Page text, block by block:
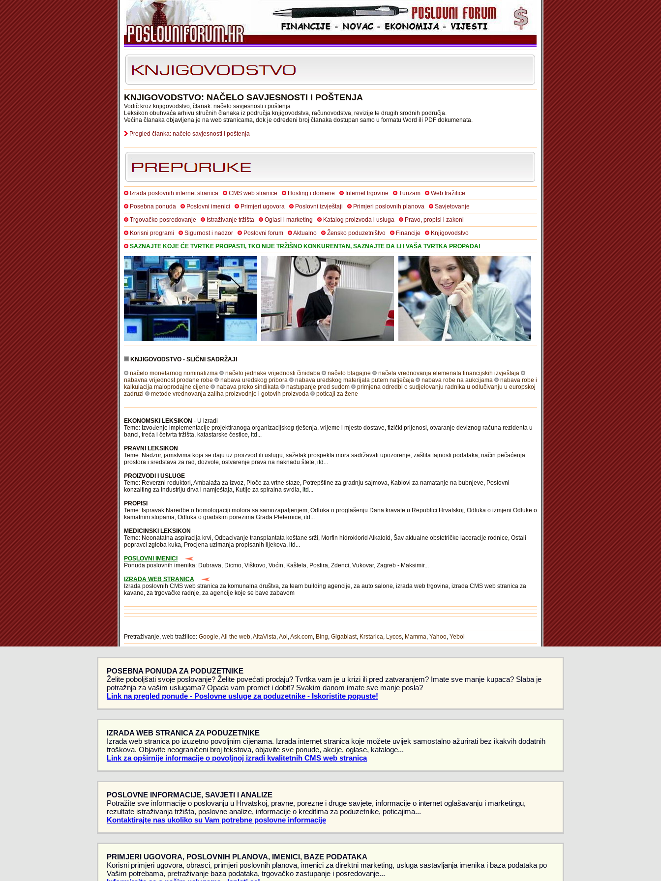
KNJIGOVODSTVO: NAČELO SAVJESNOSTI I POŠTENJA
Vodič kroz knjigovodstvo, članak: načelo savjesnosti i poštenja
Leksikon obuhvaća arhivu stručnih članaka iz područja knjigovodstva, računovodstva, revizije te drugih srodnih područja.
Većina članaka objavljena je na web stranicama, dok je određeni broj članaka dostupan samo u formatu Word ili PDF dokumenata.
Pregled članka: načelo savjesnosti i poštenja
Izrada poslovnih internet stranica CMS web stranice Hosting i domene Internet trgovine Turizam
Web tražilice
Posebna ponuda
Poslovni imenici Primjeri ugovora Poslovni izvještaji Primjeri poslovnih planova
Savjetovanje
Trgovačko posredovanje
Istraživanje tržišta Oglasi i marketing Katalog proizvoda i usluga
Pravo, propisi i zakoni
Korisni programi
Sigurnost i nadzor Poslovni forum Aktualno Žensko poduzetništvo Financije
Knjigovodstvo
SAZNAJTE KOJE ĆE TVRTKE PROPASTI, TKO NIJE TRŽIŠNO KONKURENTAN, SAZNAJTE DA LI I VAŠA TVRTKA PROPADA!
KNJIGOVODSTVO - SLIČNI SADRŽAJI
načelo monetarnog nominalizma
načelo jednake vrijednosti činidaba načelo blagajne
načela vrednovanja elemenata financijskih izvještaja
nabavna vrijednost prodane robe
nabava uredskog pribora nabava uredskog materijala putem natječaja nabava robe na aukcijama
nabava robe i
kalkulacija maloprodajne cijene
nabava preko sindikata nastupanje pred sudom
primjena odredbi o sudjelovanju radnika u odlučivanju u europskoj
zadruzi
metode vrednovanja zaliha proizvodnje i gotovih proizvoda poticaji za žene
EKONOMSKI LEKSIKON - U izradi
Teme: Izvođenje implementacije projektiranoga organizacijskog rješenja, vrijeme i mjesto dostave, fizički prijenosi, otvaranje deviznog računa rezidenta u
banci, treća i četvrta tržišta, katastarske čestice, itd ...
PRAVNI LEKSIKON
Teme: Nadzor, jamstvima koja se daju uz proizvod ili uslugu, sažetak prospekta mora sadržavati upozorenje, zaštita tajnosti podataka, način pečaćenja
prostora i sredstava za rad, dozvole, ostvarenje prava na naknadu štete, itd ...
PROIZVODI I USLUGE
Teme: Reverzni reduktori, Ambalaža za izvoz, Ploče za vrtne staze, Potrepštine za gradnju sajmova, Kablovi za namatanje na bubnjeve, Poslovni
konzalting za industriju drva i namještaja, Kutije za spiralna svrdla, itd ...
PROPISI
Teme: Ispravak Naredbe o homologaciji motora sa samozapaljenjem, Odluka o proglašenju Dana kravate u Republici Hrvatskoj, Odluka o izmjeni Odluke o
kamatnim stopama, Odluka o gradskim porezima Grada Pleternice, itd ...
MEDICINSKI LEKSIKON
Teme: Neonatalna aspiracija krvi, Odbacivanje transplantata koštane srži, Morfin hidroklorid Alkaloid, Šav aktualne obstetričke laceracije rodnice, Ostali
popravci zgloba kuka, Procjena uzimanja propisanih lijekova, itd ...
POSLOVNI IMENICI
Ponuda poslovnih imenika: Dubrava, Dicmo, Viškovo, Voćin, Kaštela, Postira, Zdenci, Vukovar, Zagreb - Maksimir...
IZRADA WEB STRANICA
Izrada poslovnih CMS web stranica za komunalna društva, za team building agencije, za auto salone, izrada web trgovina, izrada CMS web stranica za
kavane, za trgovačke radnje, za agencije koje se bave zabavom
Pretraživanje, web tražilice: Google,All the web,AltaVista,Aol ,Ask.com, Bing, Gigablast, Krstarica, Lycos, Mamma, Yahoo, Yebol
POSEBNA PONUDA ZA PODUZETNIKE
Želite poboljšati svoje poslovanje? Želite povećati prodaju? Tvrtka vam je u krizi ili pred zatvaranjem? Imate sve manje kupaca? Slaba je
potražnja za vašim uslugama? Opada vam promet i dobit? Svakim danom imate sve manje posla?
Link na pregled ponude - Poslovne usluge za poduzetnike - Iskoristite popuste!
IZRADA WEB STRANICA ZA PODUZETNIKE
Izrada web stranica po izuzetno povoljnim cijenama. Izrada internet stranica koje možete uvijek samostalno ažurirati bez ikakvih dodatnih
troškova. Objavite neograničeni broj tekstova, objavite sve ponude, akcije, oglase, kataloge...
Link za opširnije informacije o povoljnoj izradi kvalitetnih CMS web stranica
POSLOVNE INFORMACIJE, SAVJETI I ANALIZE
Potražite sve informacije o poslovanju u Hrvatskoj, pravne, porezne i druge savjete, informacije o internet oglašavanju i marketingu,
rezultate istraživanja tržišta, poslovne analize, informacije o kreditima za poduzetnike, poticajima...
Kontaktirajte nas ukoliko su Vam potrebne poslovne informacije
PRIMJERI UGOVORA, POSLOVNIH PLANOVA, IMENICI, BAZE PODATAKA
Korisni primjeri ugovora, obrasci, primjeri poslovnih planova, imenici za direktni marketing, usluga sastavljanja imenika i baza podataka po
Vašim potrebama, pretraživanje baza podataka, trgovačko zastupanje i posredovanje...